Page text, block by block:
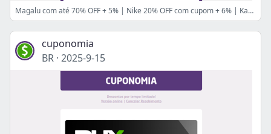
Magalu com até 70% OFF + 5% | Nike 20% OFF com cupom + 6% | KaBuM! 5% OFF com cupom + até 10% 😍
cuponomia
BR · 2025-9-15